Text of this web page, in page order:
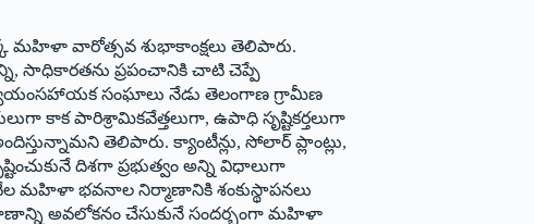
మహిళా వారోత్సవ శుభాకాంక్షలు తెలిపారు.
సాధికారతను ప్రపంచానికి చాటి చెప్పే
సంఘాలు నేడు తెలంగాణ గ్రామీణ
కాక పారిశ్రామికవేత్తలుగా, ఉపాధి సృష్టికర్తలుగా
తెలిపారు. క్యాంటీన్లు, సోలార్ ప్లాంట్లు,
దిశగా ప్రభుత్వం అన్ని విధాలుగా
మహిళా భవనాల నిర్మాణానికి శంకుస్థాపనలు
అవలోకనం చేసుకునే సందర్భంగా మహిళా